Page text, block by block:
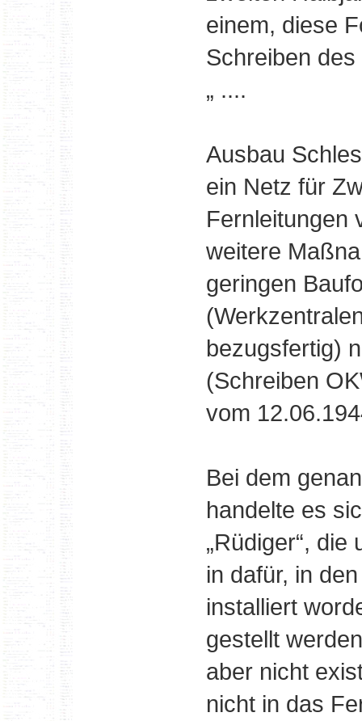
einem, diese
Schreiben
„ ....
Ausbau
ein Netz für
Fernleitungen
weitere
geringen
bezugsfertig)
(Schreiben
vom
Bei dem
handelte es
„Rüdiger“,
in dafür, in
installiert
gestellt
aber nicht
nicht in das